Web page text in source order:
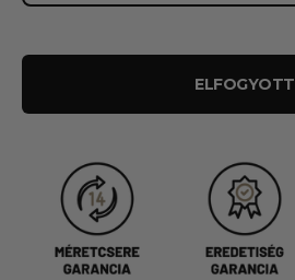
ELFOGYOTT